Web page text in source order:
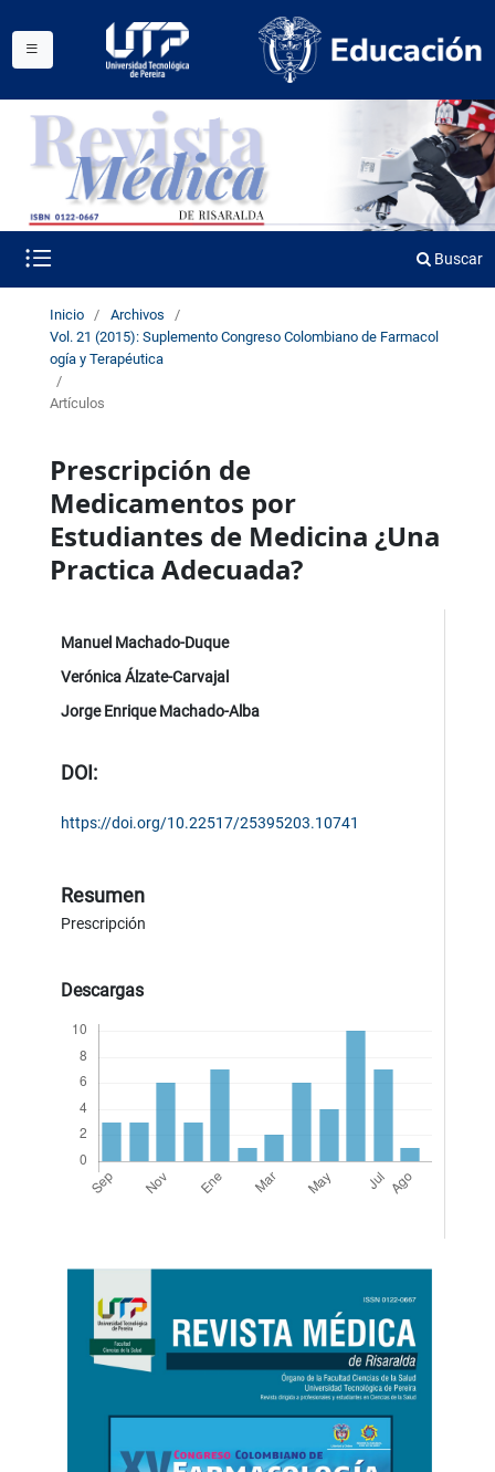
Buscar
Inicio / Archivos
/
Vol. 21 (2015): Suplemento Congreso Colombiano de Farmacol
ogía y Terapéutica
/
Artículos
Prescripción de
Medicamentos por
Estudiantes de Medicina ¿Una
Practica Adecuada?
Manuel Machado-Duque
Verónica Álzate-Carvajal
Jorge Enrique Machado-Alba
DOI:
https://doi.org/10.22517/25395203.10741
Resumen
Prescripción
Descargas